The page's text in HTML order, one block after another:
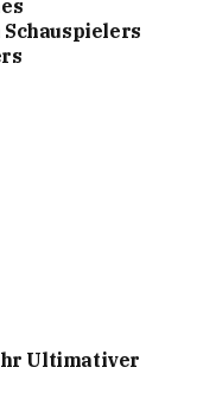
Ultimativer